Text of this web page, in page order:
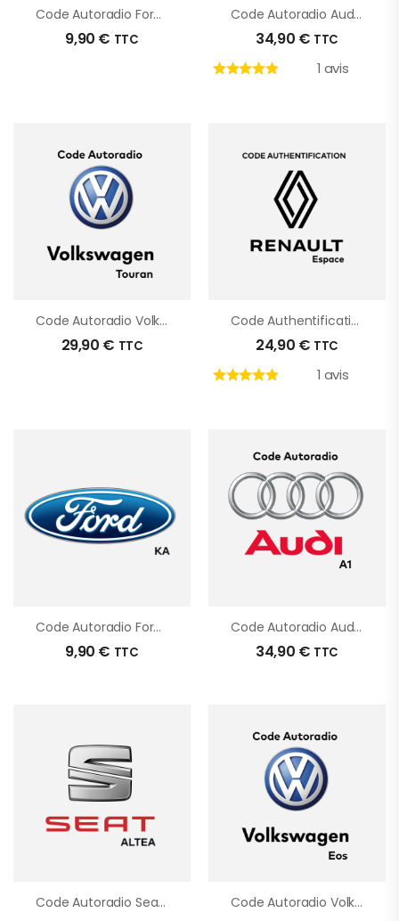
Code Autoradio Ford S-Max
9,90 € TTC
Code Autoradio Audi TT
34,90 € TTC
1 avis
Code Autoradio Volkswagen Touran
29,90 € TTC
Code Authentification Renault Espace
24,90 € TTC
1 avis
Code Autoradio Ford Ka
9,90 € TTC
Code Autoradio Audi A1
34,90 € TTC
Code Autoradio Seat Altea Code Autoradio Volkswagen Eos